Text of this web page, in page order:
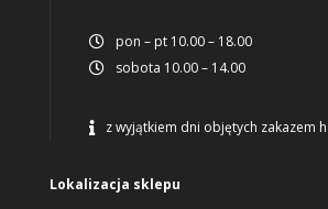
 pon – pt 10.00 – 18.00
 sobota 10.00 – 14.00
 z wyjątkiem dni objętych zakazem
Lokalizacja sklepu